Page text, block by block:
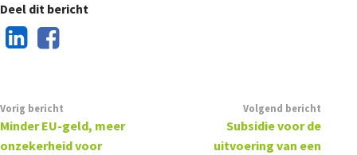
Deel dit bericht
Vorig bericht
Minder EU-geld, meer
onzekerheid voor
Volgend bericht
Subsidie voor de
uitvoering van een